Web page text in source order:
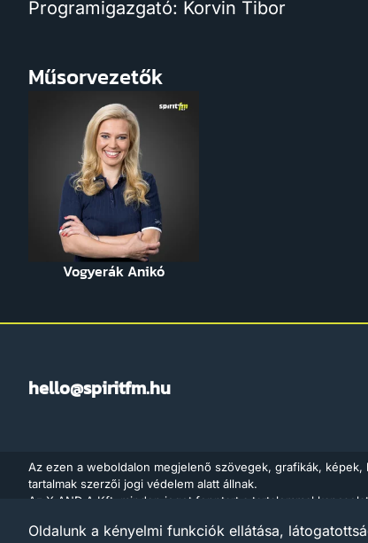
Programigazgató: Korvin Tibor
Műsorvezetők
Vogyerák Anikó
hello@spiritfm.hu
Az ezen a weboldalon megjelenő szövegek, grafikák,
tartalmak szerzői jogi védelem alatt állnak.
Az X AND A Kft. minden jogot fenntart a tartalommal
értelmében a törvény 35/A. § (1) bekezdése és a digitális
Oldalunk a kényelmi funkciók ellátása,